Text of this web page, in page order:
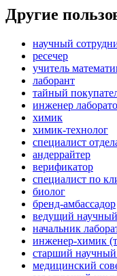
Другие
научный
ресечер
учитель
лаборант
тайный
инженер
химик
химик-технолог
специалист
андеррайтер
верификатор
специалист по
биолог
бренд-амбассадор
ведущий
начальник
инженер-химик
старший научный
медицинский